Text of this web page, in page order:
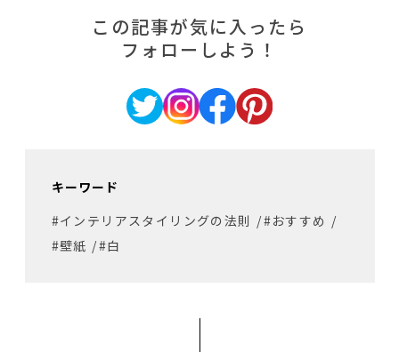
この記事が気に入ったら
フォローしよう！
キーワード
#インテリアスタイリングの法則 /#おすすめ /
#壁紙 /#白